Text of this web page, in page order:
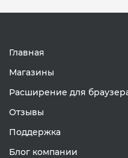
Главная
Магазины
Расширение для
Отзывы
Поддержка
Блог компании